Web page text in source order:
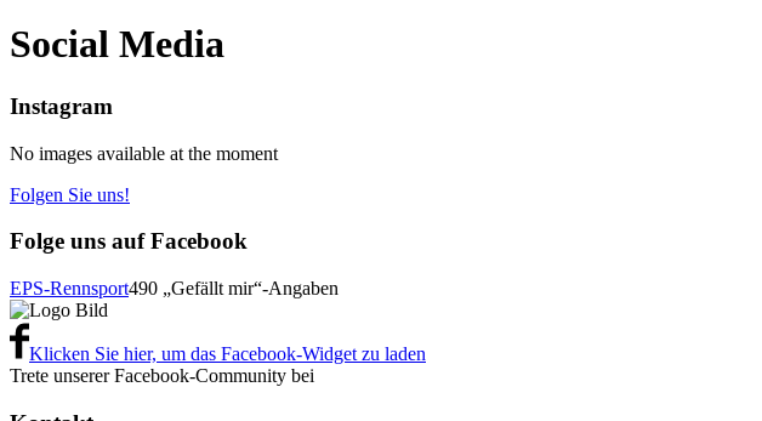
Social Media
Instagram
No images available at the moment
Folgen Sie uns!
Folge uns auf Facebook
EPS-Rennsport490 „Gefällt mir“-Angaben
Klicken Sie hier, um das Facebook-Widget zu laden
Trete unserer Facebook-Community bei